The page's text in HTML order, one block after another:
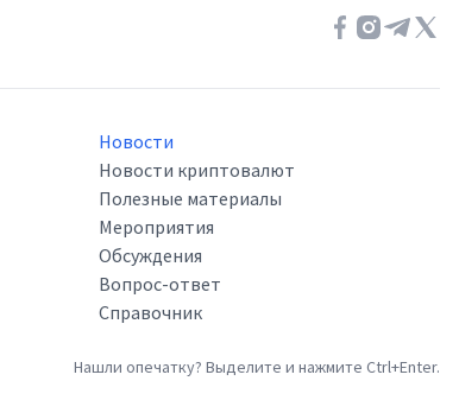
Новости
Новости криптовалют
Полезные материалы
Мероприятия
Обсуждения
Вопрос-ответ
Справочник
Нашли опечатку? Выделите и нажмите Ctrl+Enter.